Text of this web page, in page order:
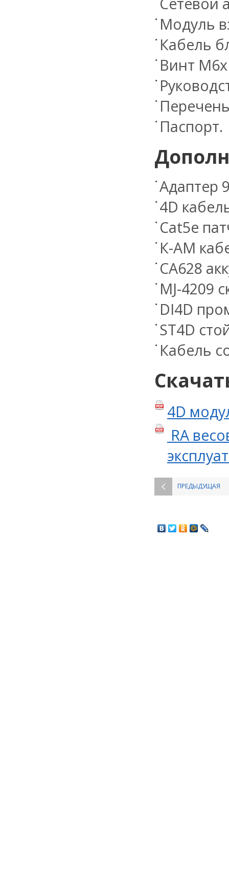
Модуль
Кабель
Винт
Паспорт.
Адаптер
4D
Сat5е
К-АМ
CA628
MJ-4209
DI4D
ST4D
Кабель
4D
RA
ПРЕДЫДУЩАЯ